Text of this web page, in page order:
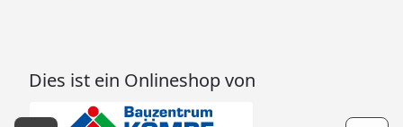
Dies ist ein Onlineshop von